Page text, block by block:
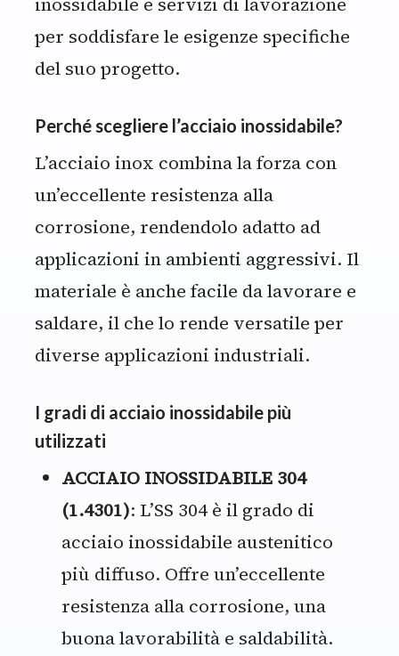
per soddisfare le esigenze specifiche
del suo progetto.
Perché scegliere l’acciaio inossidabile?
L’acciaio inox combina la forza con
un’eccellente resistenza alla
corrosione, rendendolo adatto ad
applicazioni in ambienti aggressivi. Il
materiale è anche facile da lavorare e
saldare, il che lo rende versatile per
diverse applicazioni industriali.
I gradi di acciaio inossidabile più
utilizzati
ACCIAIO INOSSIDABILE 304
(1.4301): L’SS 304 è il grado di
acciaio inossidabile austenitico
più diffuso. Offre un’eccellente
resistenza alla corrosione, una
buona lavorabilità e saldabilità.